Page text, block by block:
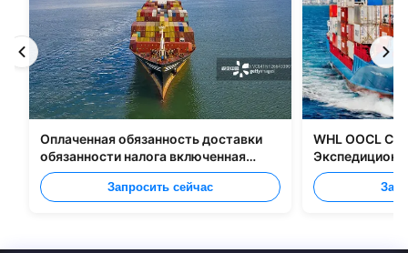
Оплаченная обязанность доставки
обязанности налога включенная
грузящ все типы упаковки
Запросить сейчас
WHL OOCL
перевозке